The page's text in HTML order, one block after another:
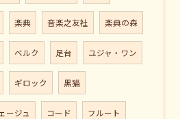
楽典 音楽之友社 楽典の森
ベルク 足台 ユジャ・ワン
ギロック 黒猫
ージュ コード フルート